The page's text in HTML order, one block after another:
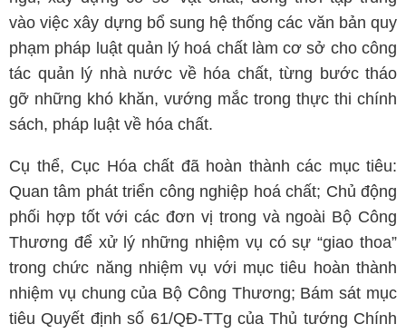
vào việc xây dựng bổ sung hệ thống các văn bản quy
phạm pháp luật quản lý hoá chất làm cơ sở cho công
tác quản lý nhà nước về hóa chất, từng bước tháo
gỡ những khó khăn, vướng mắc trong thực thi chính
sách, pháp luật về hóa chất.
Cụ thể, Cục Hóa chất đã hoàn thành các mục tiêu:
Quan tâm phát triển công nghiệp hoá chất; Chủ động
phối hợp tốt với các đơn vị trong và ngoài Bộ Công
Thương để xử lý những nhiệm vụ có sự “giao thoa”
trong chức năng nhiệm vụ với mục tiêu hoàn thành
nhiệm vụ chung của Bộ Công Thương; Bám sát mục
tiêu Quyết định số 61/QĐ-TTg của Thủ tướng Chính